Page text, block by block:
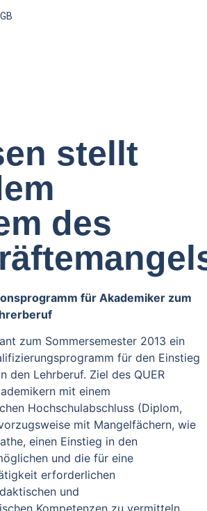
stellt
des
für Akademiker zum
zum Sommersemester 2013 ein
für den Einstieg
den Lehrberuf. Ziel des QUER
mit einem
Hochschulabschluss (Diplom,
mit Mangelfächern, wie
einen Einstieg in den
und die für eine
erforderlichen
und